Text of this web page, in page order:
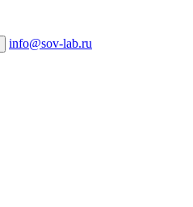
info@sov-lab.ru